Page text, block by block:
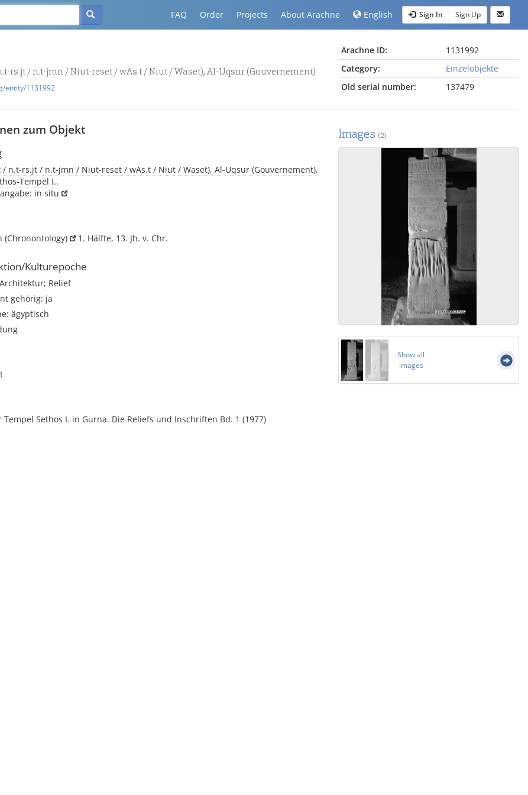
FAQ Order Projects About Arachne English Sign In Sign Up
rs.jt / n.t-jmn / Niut-reset / wAs.t / Niut / Waset), Al-Uqsur (Gouvernement)
entity/1131992
Arachne ID:
1131992
Category:
Einzelobjekte
Old serial number:
137479
zum Objekt
/ n.t-rs.jt / n.t-jmn / Niut-reset / wAs.t / Niut / Waset), Al-Uqsur (Gouvernement),
Tempel I..
in situ
(Chronontology) 1. Hälfte, 13. Jh. v. Chr.
Kulturepoche
Relief
gehörig: ja
ägyptisch
Tempel Sethos I. in Gurna. Die Reliefs und Inschriften Bd. 1 (1977)
Images (2)
Show all
images